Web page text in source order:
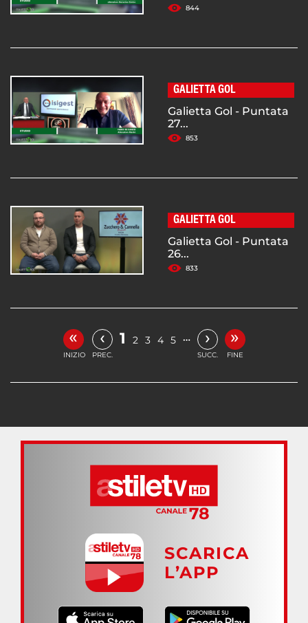
844
GALIETTA GOL
Galietta Gol - Puntata
27...
853
GALIETTA GOL
Galietta Gol - Puntata
26...
833
«
INIZIO
‹
PREC.
1 2 3 4 5 … ›
SUCC.
»
FINE
SCARICA
L’APP